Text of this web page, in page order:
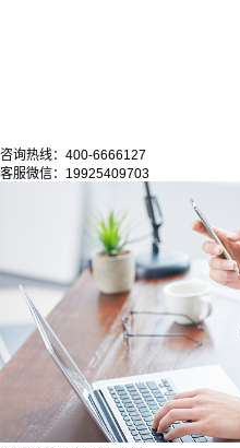
咨询热线：400-6666127
客服微信：19925409703